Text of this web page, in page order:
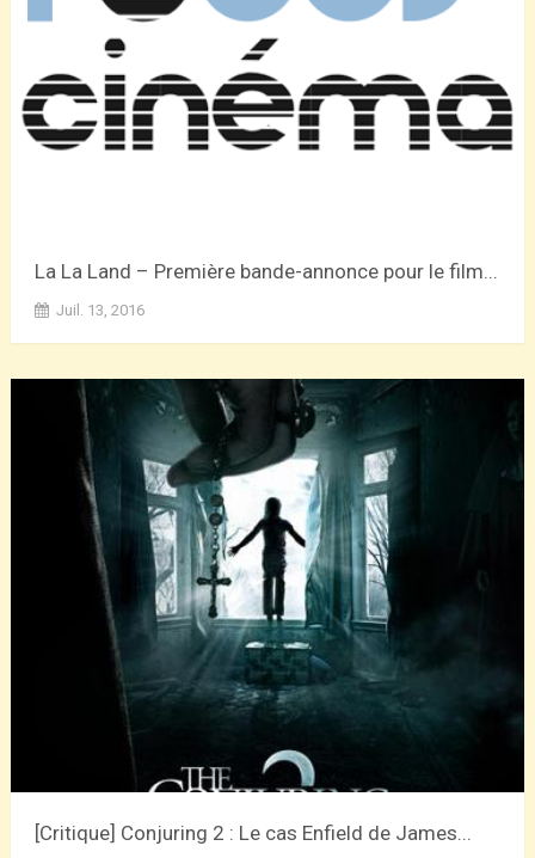
La La Land – Première bande-annonce pour le film...
Juil. 13, 2016
[Critique] Conjuring 2 : Le cas Enfield de James...